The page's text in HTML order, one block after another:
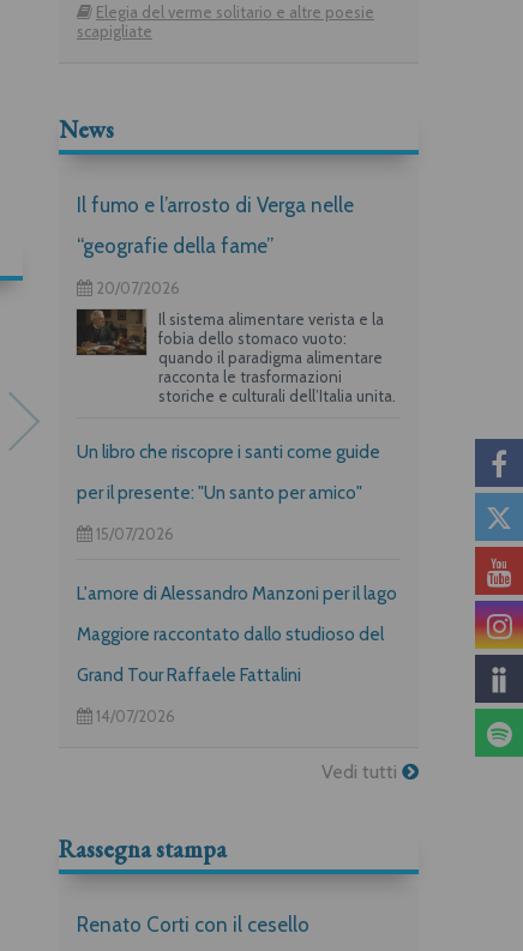
EDB: da 60 anni libri fedeli
alla Parola (1962-2022)
Elegia del verme solitario e altre poesie
scapigliate
News
Il fumo e l’arrosto di Verga nelle
“geografie della fame”
20/07/2026
Il sistema alimentare verista e la
fobia dello stomaco vuoto:
quando il paradigma alimentare
racconta le trasformazioni
storiche e culturali dell’Italia unita.
Un libro che riscopre i santi come guide
per il presente: "Un santo per amico"
15/07/2026
L'amore di Alessandro Manzoni per il lago
Maggiore raccontato dallo studioso del
Grand Tour Raffaele Fattalini
14/07/2026
Vedi tutti
Rassegna stampa
Renato Corti con il cesello